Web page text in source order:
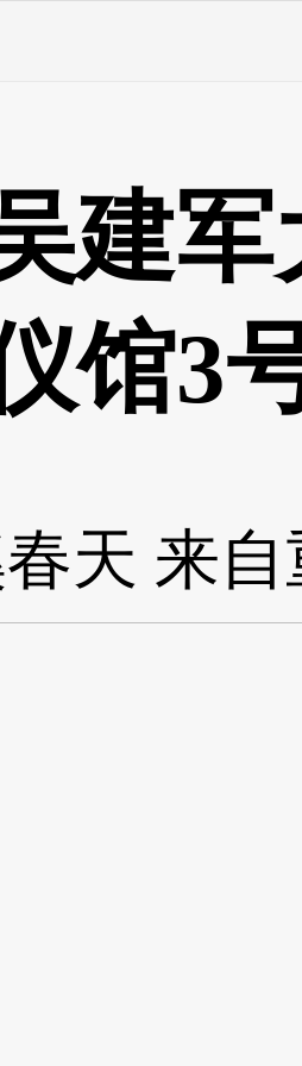
建
馆3
天 来自